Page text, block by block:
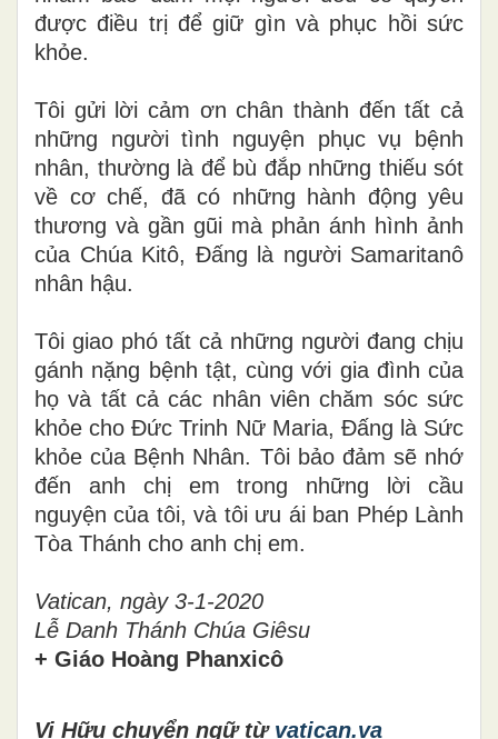
được điều trị để giữ gìn và phục hồi sức
khỏe.
Tôi gửi lời cảm ơn chân thành đến tất cả
những người tình nguyện phục vụ bệnh
nhân, thường là để bù đắp những thiếu sót
về cơ chế, đã có những hành động yêu
thương và gần gũi mà phản ánh hình ảnh
của Chúa Kitô, Đấng là người Samaritanô
nhân hậu.
Tôi giao phó tất cả những người đang chịu
gánh nặng bệnh tật, cùng với gia đình của
họ và tất cả các nhân viên chăm sóc sức
khỏe cho Đức Trinh Nữ Maria, Đấng là Sức
khỏe của Bệnh Nhân. Tôi bảo đảm sẽ nhớ
đến anh chị em trong những lời cầu
nguyện của tôi, và tôi ưu ái ban Phép Lành
Tòa Thánh cho anh chị em.
Vatican, ngày 3-1-2020
Lễ Danh Thánh Chúa Giêsu
+ Giáo Hoàng Phanxicô
Vi Hữu chuyển ngữ từ vatican.va